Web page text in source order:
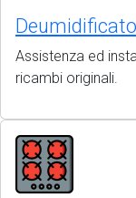
Assistenza ed
ricambi originali.